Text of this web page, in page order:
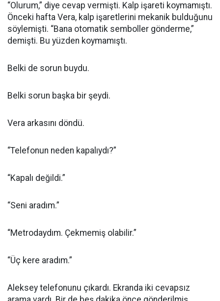
“Olurum,” diye cevap vermişti. Kalp işareti koymamıştı.
Önceki hafta Vera, kalp işaretlerini mekanik bulduğunu
söylemişti. “Bana otomatik semboller gönderme,”
demişti. Bu yüzden koymamıştı.
Belki de sorun buydu.
Belki sorun başka bir şeydi.
Vera arkasını döndü.
“Telefonun neden kapalıydı?”
“Kapalı değildi.”
“Seni aradım.”
“Metrodaydım. Çekmemiş olabilir.”
“Üç kere aradım.”
Aleksey telefonunu çıkardı. Ekranda iki cevapsız